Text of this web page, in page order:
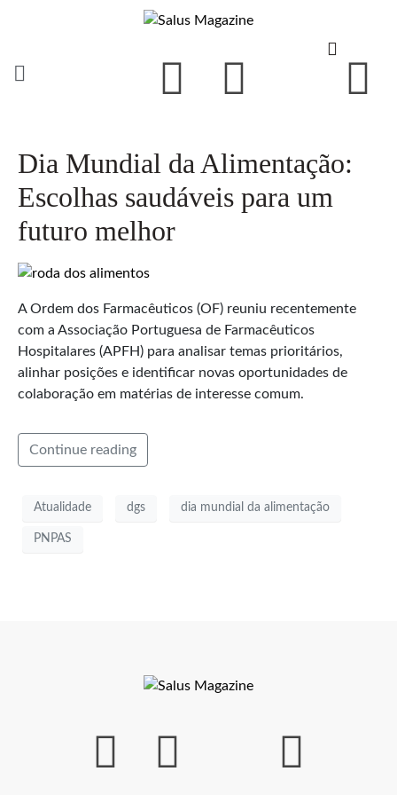
Dia Mundial da Alimentação:
Escolhas saudáveis para um
futuro melhor
A Ordem dos Farmacêuticos (OF) reuniu recentemente
com a Associação Portuguesa de Farmacêuticos
Hospitalares (APFH) para analisar temas prioritários,
alinhar posições e identificar novas oportunidades de
colaboração em matérias de interesse comum.
Continue reading
Atualidade dgs dia mundial da alimentação
PNPAS